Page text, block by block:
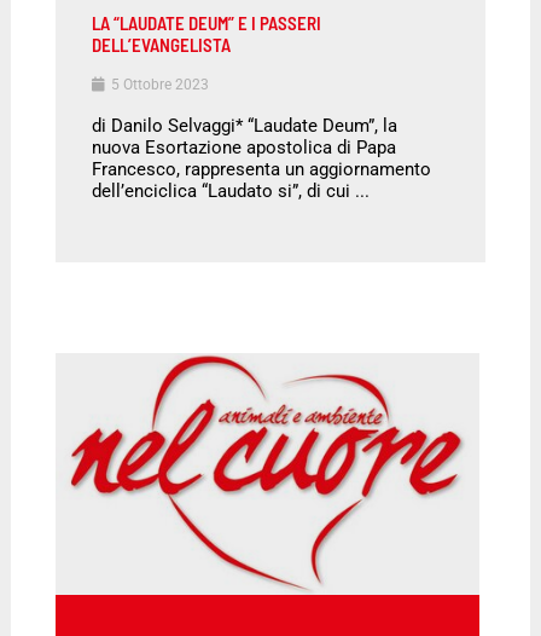
LA “LAUDATE DEUM” E I PASSERI
DELL’EVANGELISTA
5 Ottobre 2023
di Danilo Selvaggi* “Laudate Deum”, la
nuova Esortazione apostolica di Papa
Francesco, rappresenta un aggiornamento
dell’enciclica “Laudato si”, di cui ...